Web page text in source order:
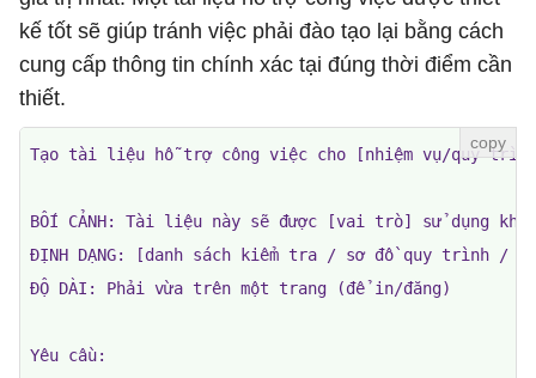
kế tốt sẽ giúp tránh việc phải đào tạo lại bằng cách
cung cấp thông tin chính xác tại đúng thời điểm cần
thiết.
Tạo tài liệu hỗ trợ công việc cho [nhiệm vụ/quy
BỐI CẢNH: Tài liệu này sẽ được [vai trò] sử dụng
ĐỊNH DẠNG: [danh sách kiểm tra / sơ đồ quy trình /
ĐỘ DÀI: Phải vừa trên một trang (để in/đăng)
Yêu cầu: